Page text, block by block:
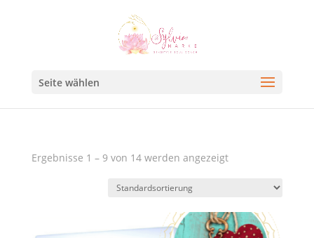
Seite wählen
Ergebnisse 1 – 9 von 14 werden angezeigt